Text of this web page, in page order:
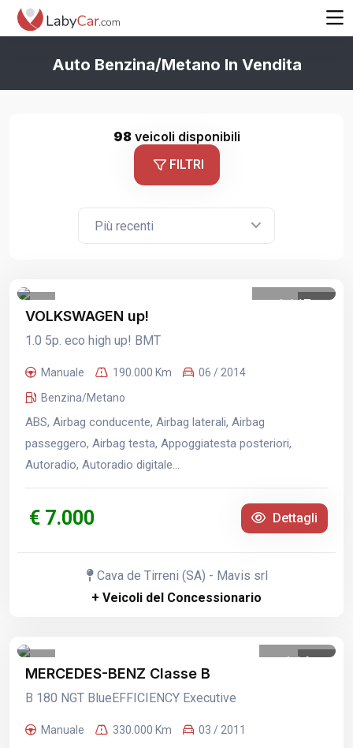
Auto Benzina/metano In Vendita
98veicoli disponibili
FILTRI
Più recenti
1 /17
VOLKSWAGEN up!
1.0 5p. eco high up! BMT
Manuale 190.000 Km
06 / 2014
Benzina/Metano
ABS, Airbag conducente, Airbag laterali, Airbag
passeggero, Airbag testa, Appoggiatesta posteriori,
Autoradio, Autoradio digitale...
€ 7.000 Dettagli
Cava de Tirreni (SA) - Mavis srl
+ Veicoli del Concessionario
1 /6
MERCEDES-BENZ Classe B
B 180 NGT BlueEFFICIENCY Executive
Manuale 330.000 Km
03 / 2011